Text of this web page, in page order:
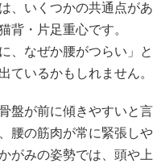
、いくつかの共通点があ
背・片足重心です。
、なぜか腰がつらい」と
ているかもしれません。
盤が前に傾きやすいと言
腰の筋肉が常に緊張しや
がみの姿勢では、頭や上